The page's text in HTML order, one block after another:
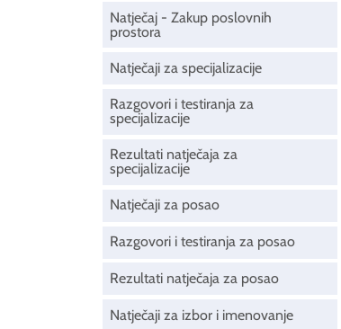
Natječaj - Zakup poslovnih
prostora
Natječaji za specijalizacije
Razgovori i testiranja za
specijalizacije
Rezultati natječaja za
specijalizacije
Natječaji za posao
Razgovori i testiranja za posao
Rezultati natječaja za posao
Natječaji za izbor i imenovanje